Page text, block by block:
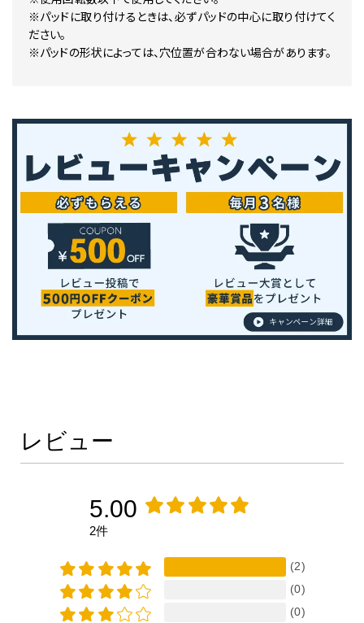
※パッドに取り付けるときは、必ずパッドの中心に取り付けてく
ださい。
※パッドの形状によっては、穴位置が合わない場合があります。
レビュー
5.00
2件
(2)
(0)
(0)